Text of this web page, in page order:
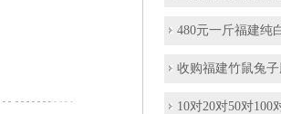
480元一斤福建纯
收购福建竹鼠兔
10对20对50对100